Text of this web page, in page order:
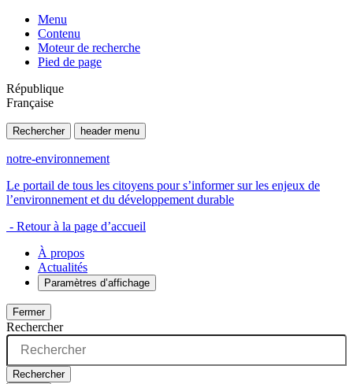
Menu
Contenu
Moteur de recherche
Pied de page
République
Française
Rechercher header menu
notre-environnement
Le portail de tous les citoyens pour s’informer sur les enjeux de
l’environnement et du développement durable
- Retour à la page d’accueil
À propos
Actualités
Paramètres d’affichage
Fermer
Rechercher
Rechercher